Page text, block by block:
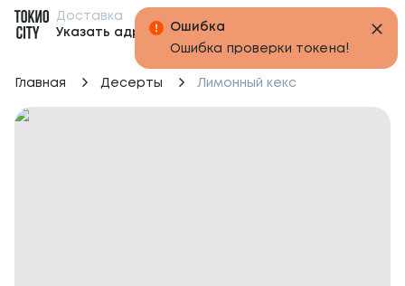
Доставка
Указать адрес
Главная Десерты Лимонный кекс
Ошибка
Ошибка проверки токена!